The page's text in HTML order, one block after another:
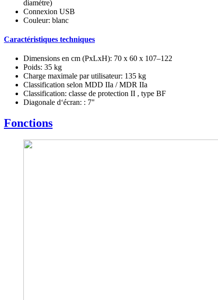
diamètre)
Connexion USB
Couleur: blanc
Caractéristiques techniques
Dimensions en cm (PxLxH): 70 x 60 x 107–122
Poids: 35 kg
Charge maximale par utilisateur: 135 kg
Classification selon MDD IIa / MDR IIa
Classification: classe de protection II , type BF
Diagonale d‘écran: : 7"
Fonctions